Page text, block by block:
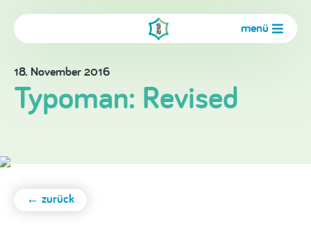
menü
18. November 2016
Typoman: Revised
← zurück